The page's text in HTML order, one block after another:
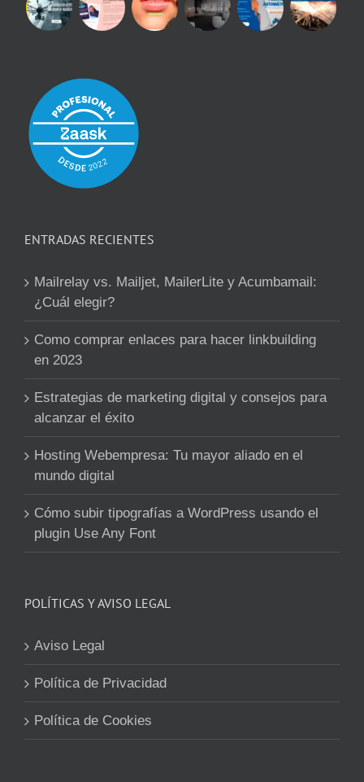
ENTRADAS RECIENTES
Mailrelay vs. Mailjet, MailerLite y Acumbamail:
¿Cuál elegir?
Como comprar enlaces para hacer linkbuilding
en 2023
Estrategias de marketing digital y consejos para
alcanzar el éxito
Hosting Webempresa: Tu mayor aliado en el
mundo digital
Cómo subir tipografías a WordPress usando el
plugin Use Any Font
POLÍTICAS Y AVISO LEGAL
Aviso Legal
Política de Privacidad
Política de Cookies